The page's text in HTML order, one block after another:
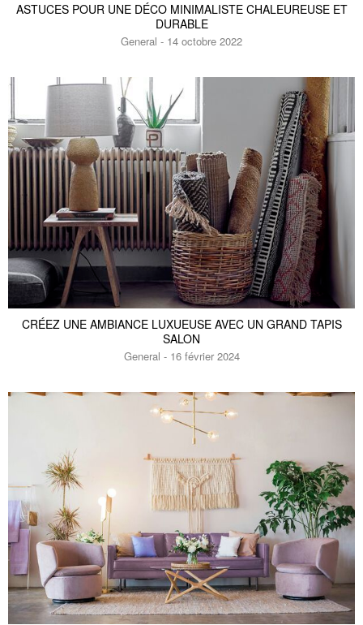
ASTUCES POUR UNE DÉCO MINIMALISTE CHALEUREUSE ET
DURABLE
General - 14 octobre 2022
CRÉEZ UNE AMBIANCE LUXUEUSE AVEC UN GRAND TAPIS
SALON
General - 16 février 2024